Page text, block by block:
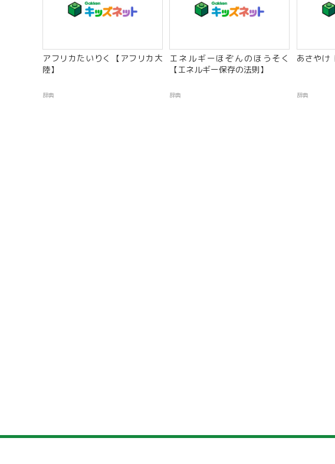
アフリカたいりく【アフリカ大
陸】
辞典
エネルギーほぞんのほうそく
【エネルギー保存の法則】
辞典
あさやけ
辞典